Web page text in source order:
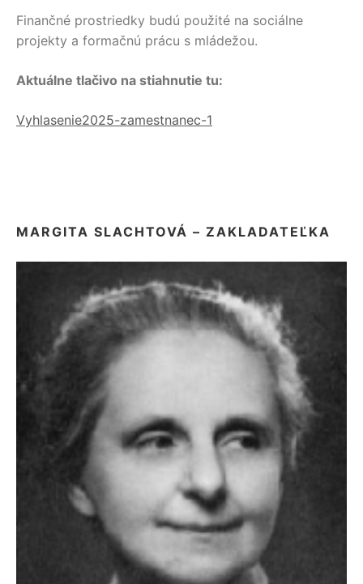
Finančné prostriedky budú použité na sociálne
projekty a formačnú prácu s mládežou.
Aktuálne tlačivo na stiahnutie tu:
Vyhlasenie2025-zamestnanec-1
MARGITA SLACHTOVÁ – ZAKLADATEĽKA